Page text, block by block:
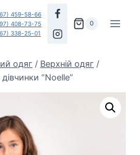
459-58-66
408-73-75
338-25-01
0
одяг / Верхній одяг /
“Noelle”